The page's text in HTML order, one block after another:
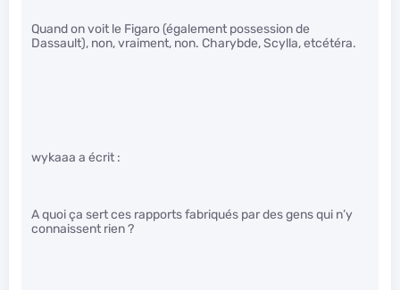
Quand on voit le Figaro (également possession de
Dassault), non, vraiment, non. Charybde, Scylla, etcétéra.
wykaaa a écrit :
A quoi ça sert ces rapports fabriqués par des gens qui n’y
connaissent rien ?